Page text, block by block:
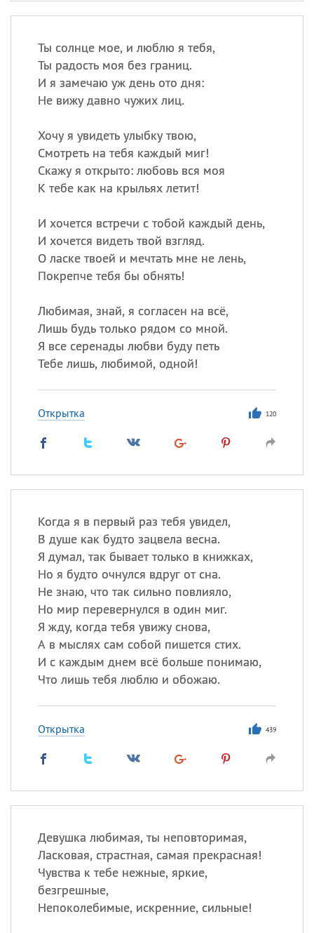
Ты солнце мое, и люблю я тебя,
Ты радость моя без границ.
И я замечаю уж день ото дня:
Не вижу давно чужих лиц.
Хочу я увидеть улыбку твою,
Смотреть на тебя каждый миг!
Скажу я открыто: любовь вся моя
К тебе как на крыльях летит!
И хочется встречи с тобой каждый день,
И хочется видеть твой взгляд.
О ласке твоей и мечтать мне не лень,
Покрепче тебя бы обнять!
Любимая, знай, я согласен на всё,
Лишь будь только рядом со мной.
Я все серенады любви буду петь
Тебе лишь, любимой, одной!
Открытка 120
Когда я в первый раз тебя увидел,
В душе как будто зацвела весна.
Я думал, так бывает только в книжках,
Но я будто очнулся вдруг от сна.
Не знаю, что так сильно повлияло,
Но мир перевернулся в один миг.
Я жду, когда тебя увижу снова,
А в мыслях сам собой пишется стих.
И с каждым днем всё больше понимаю,
Что лишь тебя люблю и обожаю.
Открытка 439
Девушка любимая, ты неповторимая,
Ласковая, страстная, самая прекрасная!
Чувства к тебе нежные, яркие,
безгрешные,
Непоколебимые, искренние, сильные!